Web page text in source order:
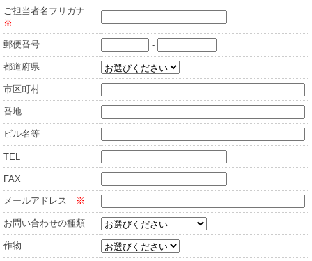
ご担当者名フリガナ
※
郵便番号 -
都道府県
市区町村
番地
ビル名等
TEL
FAX
メールアドレス ※
お問い合わせの種類
作物